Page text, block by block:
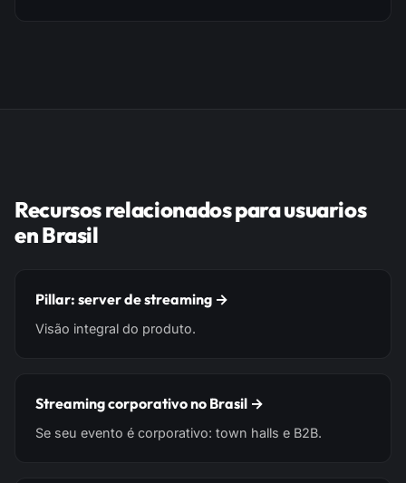
Recursos relacionados para usuarios
en Brasil
Pillar: server de streaming →
Visão integral do produto.
Streaming corporativo no Brasil →
Se seu evento é corporativo: town halls e B2B.